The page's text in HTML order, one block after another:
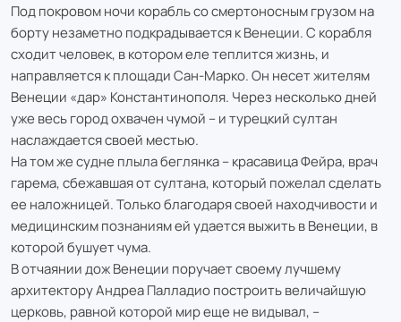
Под покровом ночи корабль со смертоносным грузом на
борту незаметно подкрадывается к Венеции. С корабля
сходит человек, в котором еле теплится жизнь, и
направляется к площади Сан-Марко. Он несет жителям
Венеции «дар» Константинополя. Через несколько дней
уже весь город охвачен чумой – и турецкий султан
наслаждается своей местью.
На том же судне плыла беглянка – красавица Фейра, врач
гарема, сбежавшая от султана, который пожелал сделать
ее наложницей. Только благодаря своей находчивости и
медицинским познаниям ей удается выжить в Венеции, в
которой бушует чума.
В отчаянии дож Венеции поручает своему лучшему
архитектору Андреа Палладио построить величайшую
церковь, равной которой мир еще не видывал, –